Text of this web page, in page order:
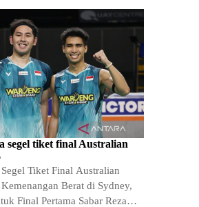
segel tiket final Australian
Segel Tiket Final Australian
Berat di Sydney,
Final Pertama Sabar Reza